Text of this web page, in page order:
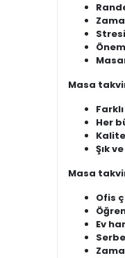
Masa
Her
Şık
Masa
Ofis
Ev